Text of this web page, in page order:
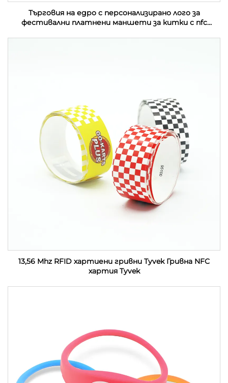
Търговия на едро с персонализирано лого за
фестивални платнени маншети за китки с nfc
13,56 Mhz RFID хартиени гривни Tyvek Гривна NFC
хартия Tyvek